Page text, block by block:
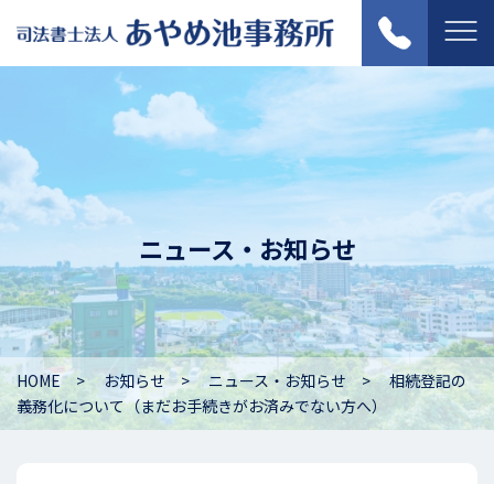
ニュース・お知らせ
HOME お知らせ ニュース・お知らせ
相続登記の
義務化について（まだお手続きがお済みでない方へ）